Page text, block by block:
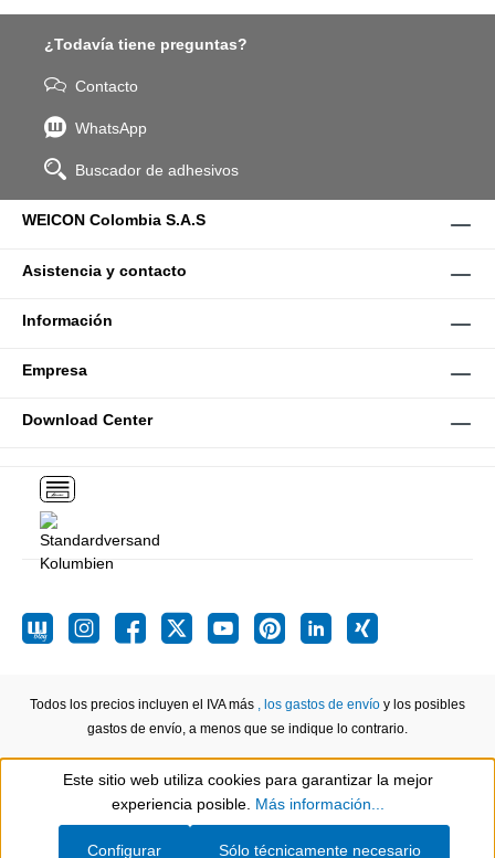
¿Todavía tiene preguntas?
Contacto
WhatsApp
Buscador de adhesivos
WEICON Colombia S.A.S
Asistencia y contacto
Información
Empresa
Download Center
Todos los precios incluyen el IVA más , los gastos de envío y los posibles
gastos de envío, a menos que se indique lo contrario.
Show toolbar
Este sitio web utiliza cookies para garantizar la mejor
experiencia posible. Más información...
Sólo técnicamente necesario
Configurar